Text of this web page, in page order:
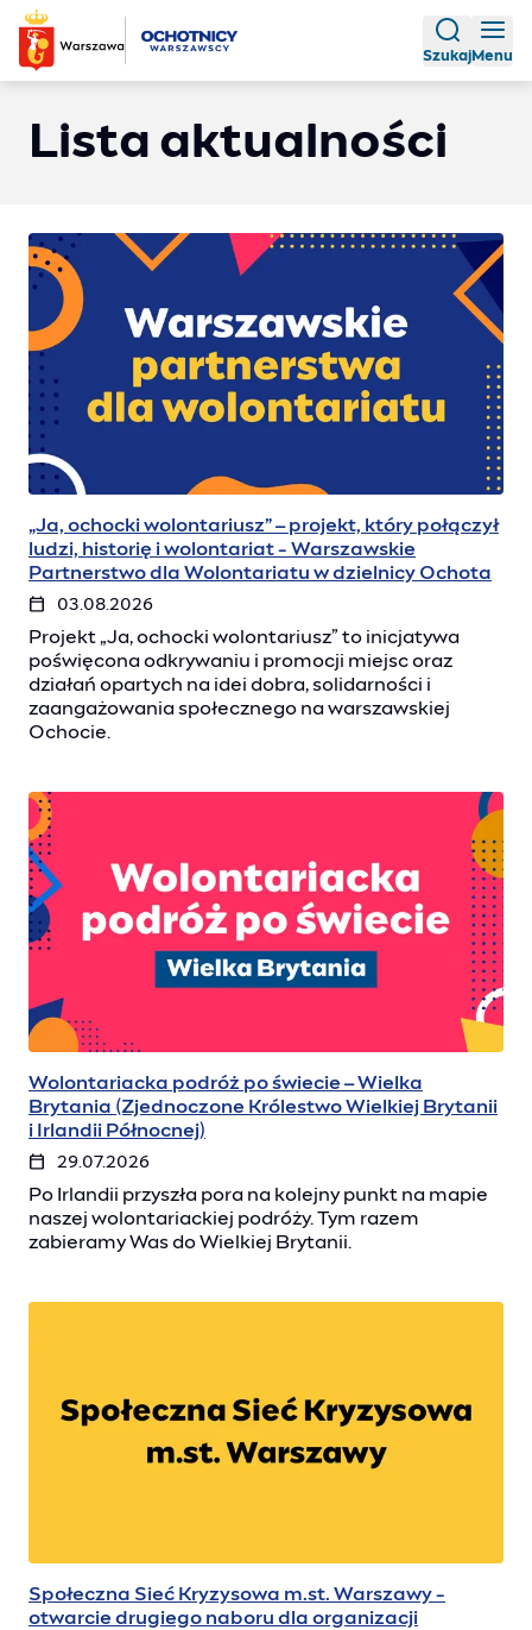
Szukaj Menu
Lista aktualności
„Ja, ochocki wolontariusz” – projekt, który połączył
ludzi, historię i wolontariat - Warszawskie
Partnerstwo dla Wolontariatu w dzielnicy Ochota
03.08.2026
Projekt „Ja, ochocki wolontariusz” to inicjatywa
poświęcona odkrywaniu i promocji miejsc oraz
działań opartych na idei dobra, solidarności i
zaangażowania społecznego na warszawskiej
Ochocie.
Wolontariacka podróż po świecie – Wielka
Brytania (Zjednoczone Królestwo Wielkiej Brytanii
i Irlandii Północnej)
29.07.2026
Po Irlandii przyszła pora na kolejny punkt na mapie
naszej wolontariackiej podróży. Tym razem
zabieramy Was do Wielkiej Brytanii.
Społeczna Sieć Kryzysowa m.st. Warszawy -
otwarcie drugiego naboru dla organizacji